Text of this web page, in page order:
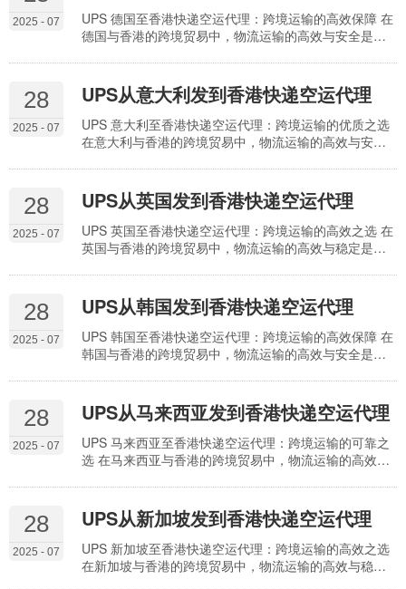
全域取派覆盖 万顺航在法国巴黎、里昂、马赛等主要城
市设有服务站点，实现全境上门取件。无论货…
2025 - 07
UPS 德国至香港快递空运代理：跨境运输的高效保障 在
德国与香港的跨境贸易中，物流运输的高效与安全是企
国的全境代理，整合 UPS 的全球物流网络与本地化服务
优势，为两地货物运输提供一站式门到门空运服务，成
为众多企业信赖的合作伙伴。 空运代理服务的核心优势
全域取派覆盖 万顺航在德国柏林、慕尼黑、汉堡等主要
城市设有服务站点，实现全境上门取件。无论…
28
2025 - 07
UPS从意大利发到香港快递空运代理
UPS 意大利至香港快递空运代理：跨境运输的优质之选
在意大利与香港的跨境贸易中，物流运输的高效与安全
在意大利的全境代理，整合 UPS 的全球物流网络与本地
化服务优势，为两地货物运输提供一站式门到门空运服
务，成为众多企业信赖的合作伙伴。 空运代理服务的核
心优势 全域取派覆盖 万顺航在意大利罗马、米兰、威尼
斯等主要城市设有服务站点，实现全境上门取…
28
2025 - 07
UPS从英国发到香港快递空运代理
UPS 英国至香港快递空运代理：跨境运输的高效之选 在
英国与香港的跨境贸易中，物流运输的高效与稳定是企
在英国的全境代理，整合 UPS 的全球物流网络与本地化
服务优势，为两地货物运输提供一站式门到门空运服
务，成为众多企业信赖的合作伙伴。 空运代理服务的核
心优势 全域取派覆盖 万顺航在英国伦敦、曼彻斯特、伯
明翰等主要城市设有服务站点，实现全境上门取…
28
2025 - 07
UPS从韩国发到香港快递空运代理
UPS 韩国至香港快递空运代理：跨境运输的高效保障 在
韩国与香港的跨境贸易中，物流运输的高效与安全是企
国的全境代理，整合 UPS 的全球物流网络与本地化服务
优势，为两地货物运输提供一站式门到门空运服务，成
为众多企业信赖的合作伙伴。 空运代理服务的核心优势
全域取派覆盖 万顺航在韩国首尔、釜山、仁川等主要城
市设有服务站点，实现全境上门取件。无论货…
28
2025 - 07
UPS从马来西亚发到香港快递空运代理
UPS 马来西亚至香港快递空运代理：跨境运输的可靠之
选 在马来西亚与香港的跨境贸易中，物流运输的高效与
UPS 在马来西亚的全境代理，整合 UPS 的全球物流网络
与本地化服务优势，为两地货物运输提供一站式门到门
空运服务，成为众多企业信赖的合作伙伴。 空运代理服
务的核心优势 全域取派覆盖 万顺航在马来西亚吉隆坡、
槟城、柔佛等主要城市设有服务站点，实现全…
28
2025 - 07
UPS从新加坡发到香港快递空运代理
UPS 新加坡至香港快递空运代理：跨境运输的高效之选
在新加坡与香港的跨境贸易中，物流运输的高效与稳定